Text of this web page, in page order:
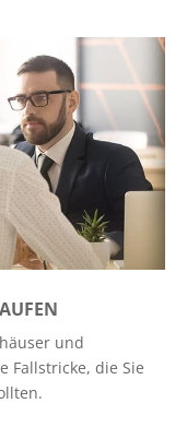
und
Fallstricke, die Sie